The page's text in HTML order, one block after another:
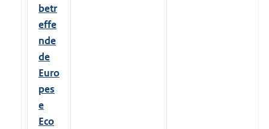
betr
effe
nde
de
Euro
pes
e
Eco